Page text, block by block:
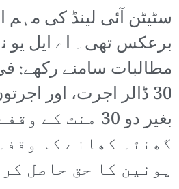
سٹیٹن آئی لینڈ کی
برعکس تھی۔ اے ایل یو
مطالبات سامنے رکھے:
30 ڈالر اجرت، اور
بغیر دو 30 منٹ
گھنٹہ کھانے کا
یونین کا حق حاصل